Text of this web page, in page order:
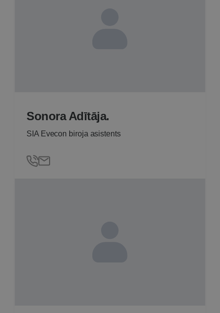
Sonora Adītāja.
SIA Evecon biroja asistents